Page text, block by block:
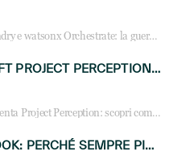
Frontier, Foundry e watsonx Orchestrate: la guerra delle piattaforme AI agent ridisegna il mercato IT. Cosa cambia per reseller, MSP e system integrator.
MICROSOFT PROJECT PERCEPTION: COME GLI AGENTI AI CAMBIERANNO SOC, CYBERSECURITY E SERVIZI MSP
Microsoft presenta Project Perception: scopri come gli agenti AI possono trasformare cybersecurity, SOC e servizi gestiti degli MSP.
HP PROBOOK: PERCHÉ SEMPRE PIÙ AZIENDE SCELGONO NOTEBOOK PROGETTATI PER IL LAVORO MODERNO